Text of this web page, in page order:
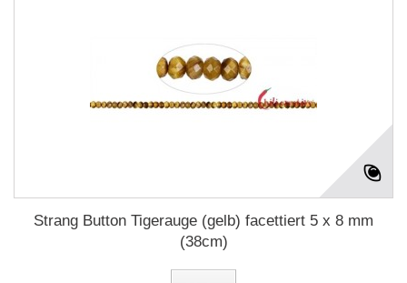
Strang Button Tigerauge (gelb) facettiert 5 x 8 mm
(38cm)